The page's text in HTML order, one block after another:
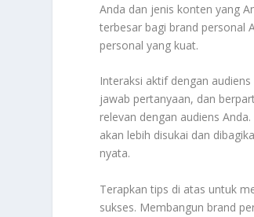
Anda dan jenis konten yang
terbesar bagi brand personal
personal yang kuat.
Interaksi aktif dengan
jawab pertanyaan, dan
relevan dengan audiens
akan lebih disukai dan
nyata.
Terapkan tips di atas untuk
sukses. Membangun brand